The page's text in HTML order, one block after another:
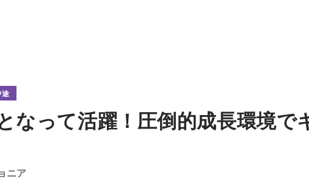
途
なって活躍！圧倒的成長環境で
ニア